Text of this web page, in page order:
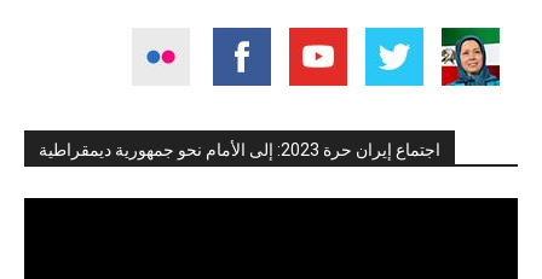
اجتماع إيران حرة 2023: إلى الأمام نحو جمهورية ديمقراطية